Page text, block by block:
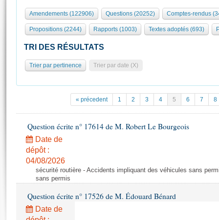
577 députés
Groupes politiques
Commissions et autres organes
Europe et International
Pétitions
Projets de loi
Propositions de loi
Amendements
Textes adoptés
Rapports législatifs
Organisation de l'Assemblée
Présidence Conférence des Présidents Bureau Collège des
Statistiques et chiffres clés
Documents de référence
( Constitution | Règlement de l'Assemblée ... )
Histoire
Juniors
Anciennes législatures
Visite virtuelle du palais Bourbon
Assister à une séance
La Bibliothèque
Contacts et plan d'accès
Photos libres de droit
Amendements (122906) Questions (20252) Comptes-rendus
Propositions (2244) Rapports (1003) Textes adoptés (693)
TRI DES RÉSULTATS
Trier par pertinence Trier par date (X)
« précedent 1 2 3 4 5 6 7 8
Question écrite n° 17614 de M. Robert Le Bourgeois
Date de
dépôt :
04/08/2026
sécurité routière - Accidents impliquant des véhicules sans
sans permis
Question écrite n° 17526 de M. Édouard Bénard
Date de